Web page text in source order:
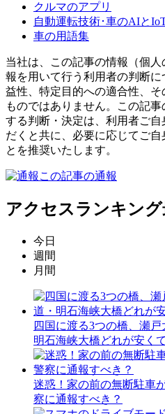
クルマのアプリ
自動運転技術･車のAIと
車の用語集
当社は、この記事の情報（個
報を用いて行う利用者の判断
益性、特定目的への適合性、
ものではありません。この記
する判断・決定は、利用者ご
だくと共に、必要に応じてご
とを推奨いたします。
この記事の通報
アクセスランキング
今日
週間
月間
四国に渡る3つの橋、瀬
明石海峡大橋どれが安く
迷惑！家の前の無断駐車
察に通報すべき？